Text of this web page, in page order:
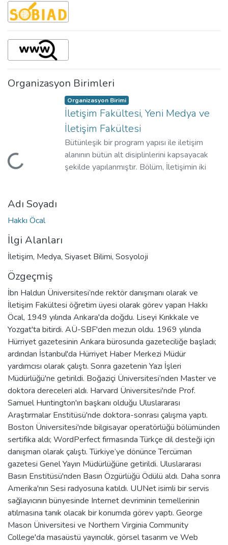
Organizasyon Birimleri
Organizasyon Birimi
İletişim Fakültesi, Yeni Medya ve
İletişim Fakültesi
Bütünleşik bir program yapısı ile iletişim
alanının bütün alt disiplinlerini kapsayacak
şekilde yapılanmıştır. Bölüm, İletişimin iki
Adı Soyadı
Hakkı Öcal
İlgi Alanları
İletişim, Medya, Siyaset Bilimi, Sosyoloji
Özgeçmiş
İbn Haldun Üniversitesi’nde rektör danışmanı olarak ve
İletişim Fakültesi öğretim üyesi olarak görev yapan Hakkı
Öcal, 1949 yılında Ankara'da doğdu. Liseyi Kırıkkale ve
Yozgat'ta bitirdi. AÜ-SBF'den mezun oldu. 1969 yılında
Hürriyet gazetesinin Ankara bürosunda gazeteciliğe başladı;
ardından İstanbul'da Hürriyet Haber Merkezi Müdür
yardımcısı olarak çalıştı. Sonra gazetenin Yazı İşleri
Müdürlüğü'ne getirildi. Boğaziçi Üniversitesi’nden Master ve
doktora dereceleri aldı. Harvard Üniversitesi'nde Prof.
Samuel Huntington'ın başkanı olduğu Uluslararası
Araştırmalar Enstitüsü'nde doktora-sonrası çalışma yaptı.
Boston Üniversitesi'nde bilgisayar operatörlüğü bölümünden
sertifika aldı; WordPerfect firmasında Türkçe dil desteği için
danışman olarak çalıştı. Türkiye’ye dönünce Tercüman
gazetesi Genel Yayın Müdürlüğüne getirildi. Uluslararası
Basın Enstitüsü'nden Basın Özgürlüğü Ödülü aldı. Daha sonra
Amerika'nın Sesi radyosuna katıldı. UUNet isimli bir servis
sağlayıcının bünyesinde Internet devriminin temellerinin
atılmasına tanık olacak bir konumda görev yaptı. George
Mason Üniversitesi ve Northern Virginia Community
College'da masaüstü yayıncılık, görsel tasarım ve Web